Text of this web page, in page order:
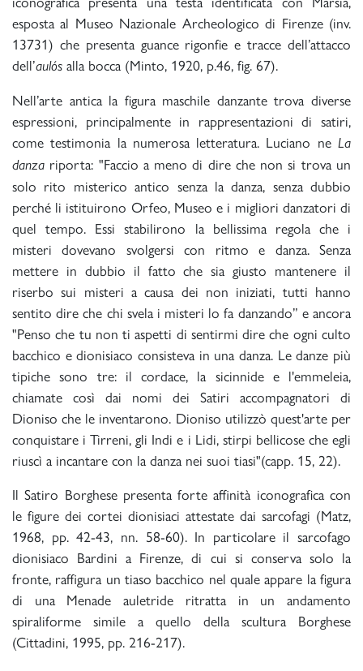
esposta al Museo Nazionale Archeologico di Firenze (inv.
13731) che presenta guance rigonfie e tracce dell’attacco
dell’aulós alla bocca (Minto, 1920, p.46, fig. 67).
Nell’arte antica la figura maschile danzante trova diverse
espressioni, principalmente in rappresentazioni di satiri,
come testimonia la numerosa letteratura. Luciano ne La
danza riporta: "Faccio a meno di dire che non si trova un
solo rito misterico antico senza la danza, senza dubbio
perché li istituirono Orfeo, Museo e i migliori danzatori di
quel tempo. Essi stabilirono la bellissima regola che i
misteri dovevano svolgersi con ritmo e danza. Senza
mettere in dubbio il fatto che sia giusto mantenere il
riserbo sui misteri a causa dei non iniziati, tutti hanno
sentito dire che chi svela i misteri lo fa danzando” e ancora
"Penso che tu non ti aspetti di sentirmi dire che ogni culto
bacchico e dionisiaco consisteva in una danza. Le danze più
tipiche sono tre: il cordace, la sicinnide e l'emmeleia,
chiamate così dai nomi dei Satiri accompagnatori di
Dioniso che le inventarono. Dioniso utilizzò quest'arte per
conquistare i Tirreni, gli Indi e i Lidi, stirpi bellicose che egli
riuscì a incantare con la danza nei suoi tiasi"(capp. 15, 22).
Il Satiro Borghese presenta forte affinità iconografica con
le figure dei cortei dionisiaci attestate dai sarcofagi (Matz,
1968, pp. 42-43, nn. 58-60). In particolare il sarcofago
dionisiaco Bardini a Firenze, di cui si conserva solo la
fronte, raffigura un tiaso bacchico nel quale appare la figura
di una Menade auletride ritratta in un andamento
spiraliforme simile a quello della scultura Borghese
(Cittadini, 1995, pp. 216-217).